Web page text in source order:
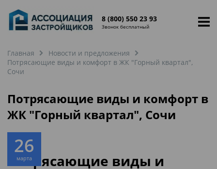
8 (800) 550 23 93
Звонок бесплатный
Главная
Новости и предложения
Потрясающие виды и комфорт в ЖК "Горный квартал",
Сочи
Потрясающие виды и комфорт в
ЖК "Горный квартал", Сочи
26
марта
Потрясающие виды и